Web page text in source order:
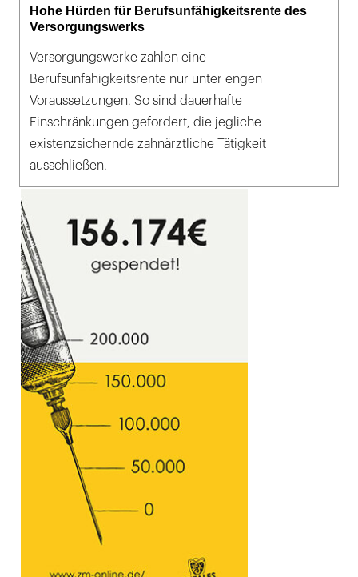
Hohe Hürden für Berufsunfähigkeitsrente des
Versorgungswerks
Versorgungswerke zahlen eine
Berufsunfähigkeitsrente nur unter engen
Voraussetzungen. So sind dauerhafte
Einschränkungen gefordert, die jegliche
existenzsichernde zahnärztliche Tätigkeit
ausschließen.